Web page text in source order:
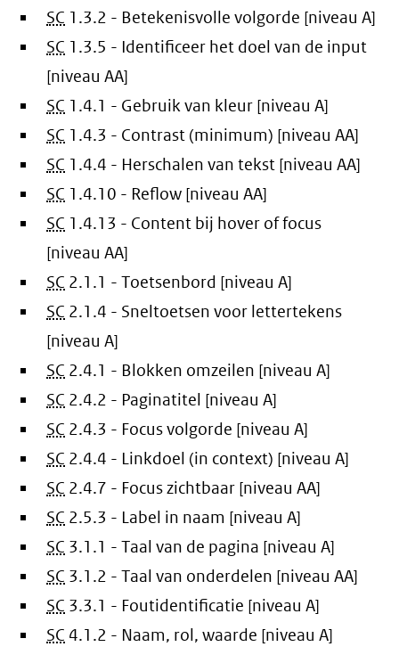
SC 1.3.2 - Betekenisvolle volgorde [niveau A]
SC 1.3.5 - Identificeer het doel van de input
[niveau AA]
SC 1.4.1 - Gebruik van kleur [niveau A]
SC 1.4.3 - Contrast (minimum) [niveau AA]
SC 1.4.4 - Herschalen van tekst [niveau AA]
SC 1.4.10 - Reflow [niveau AA]
SC 1.4.13 - Content bij hover of focus
[niveau AA]
SC 2.1.1 - Toetsenbord [niveau A]
SC 2.1.4 - Sneltoetsen voor lettertekens
[niveau A]
SC 2.4.1 - Blokken omzeilen [niveau A]
SC 2.4.2 - Paginatitel [niveau A]
SC 2.4.3 - Focus volgorde [niveau A]
SC 2.4.4 - Linkdoel (in context) [niveau A]
SC 2.4.7 - Focus zichtbaar [niveau AA]
SC 2.5.3 - Label in naam [niveau A]
SC 3.1.1 - Taal van de pagina [niveau A]
SC 3.1.2 - Taal van onderdelen [niveau AA]
SC 3.3.1 - Foutidentificatie [niveau A]
SC 4.1.2 - Naam, rol, waarde [niveau A]